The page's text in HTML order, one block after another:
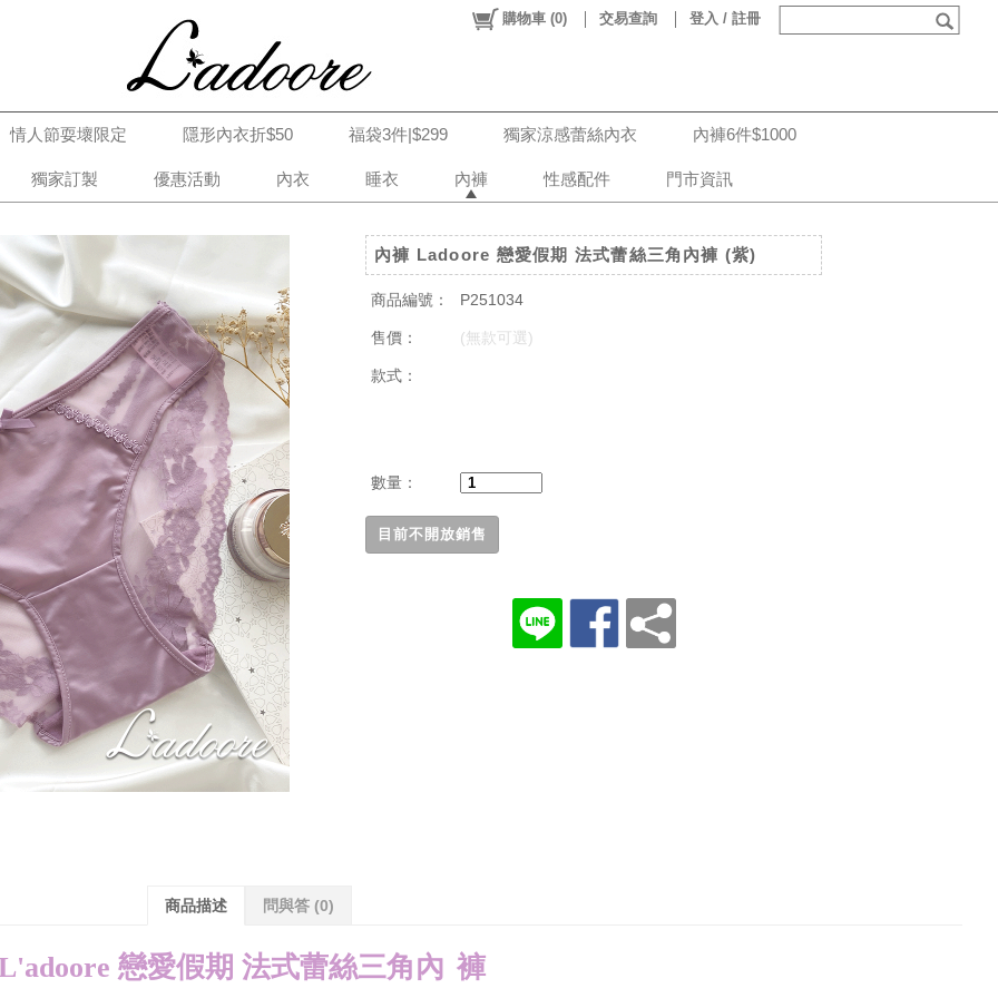
情人節耍壞限定 隱形內衣折$50 福袋3件|$299 獨家涼感蕾絲內衣 內褲6件$1000
獨家訂製 優惠活動 內衣 睡衣 內褲 性感配件 門市資訊
購物車 (0) 交易查詢 登入 / 註冊
內褲 Ladoore 戀愛假期 法式蕾絲三角內褲 (紫)
商品編號： P251034
售價： (無款可選)
款式：
數量：
目前不開放銷售
商品描述 問與答 (0)